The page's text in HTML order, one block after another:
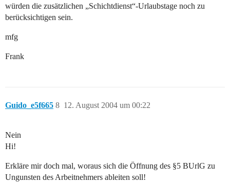
würden die zusätzlichen „Schichtdienst“-Urlaubstage noch zu
berücksichtigen sein.
mfg
Frank
Guido_e5f665 12. August 2004 um 00:22
8
Nein
Hi!
Erkläre mir doch mal, woraus sich die Öffnung des §5 BUrlG zu
Ungunsten des Arbeitnehmers ableiten soll!